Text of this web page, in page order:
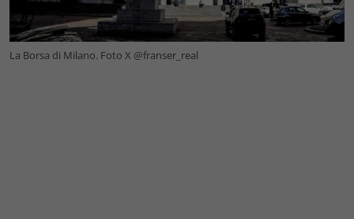
La Borsa di Milano. Foto X @franser_real